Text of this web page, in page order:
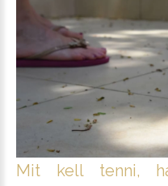
Mit kell tenni,